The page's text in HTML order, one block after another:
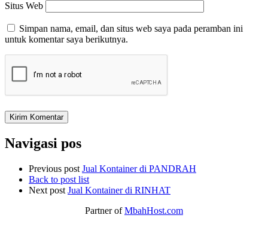
Situs Web
Simpan nama, email, dan situs web saya pada peramban ini
untuk komentar saya berikutnya.
Navigasi pos
Previous post Jual Kontainer di PANDRAH
Back to post list
Next post Jual Kontainer di RINHAT
Partner ofMbahHost.com